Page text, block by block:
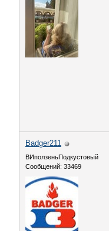
Badger211
ВИползеньПодкустовый
Сообщений: 33469